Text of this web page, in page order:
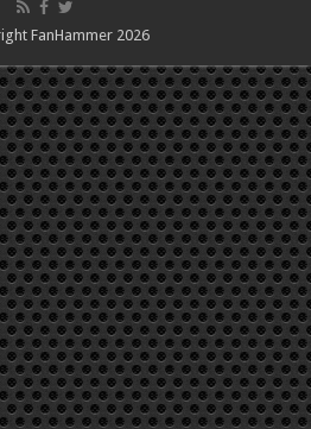
FanHammer 2026